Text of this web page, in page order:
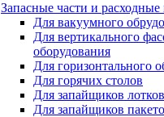
Запасные части и
Для вакуумного
Для вертикального
оборудования
Для горизонтального
Для горячих столов
Для запайщиков лотков
Для запайщиков